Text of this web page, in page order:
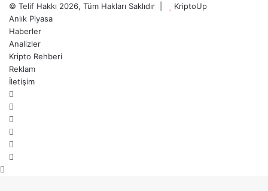
© Telif Hakkı 2026, Tüm Hakları Saklıdır |
KriptoUp
Anlık Piyasa
Haberler
Analizler
Kripto Rehberi
Reklam
İletişim